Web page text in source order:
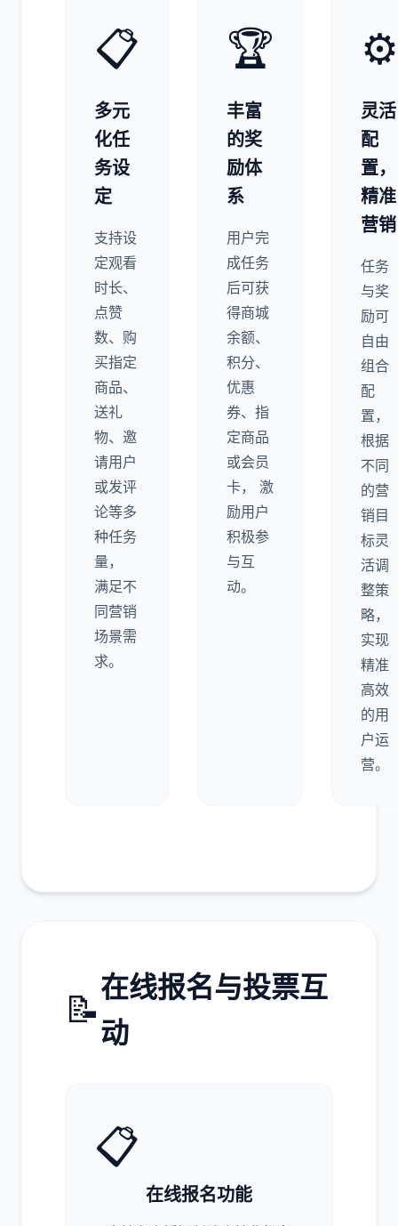
📋
多元
化任
务设
定
支持设
定观看
时长、
点赞
数、购
买指定
商品、
送礼
物、邀
请用户
或发评
论等多
种任务
量，
满足不
同营销
场景需
求。
🏆
丰富
的奖
励体
系
用户完
成任务
后可获
得商城
余额、
积分、
优惠
券、指
定商品
或会员
卡， 激
励用户
积极参
与互
动。
⚙️
灵活
配
置，
精准
营销
任务
与奖
励可
自由
组合
配
置，
根据
不同
的营
销目
标灵
活调
整策
略，
实现
精准
高效
的用
户运
营。
📝
在线报名与投票互
动
📋
在线报名功能